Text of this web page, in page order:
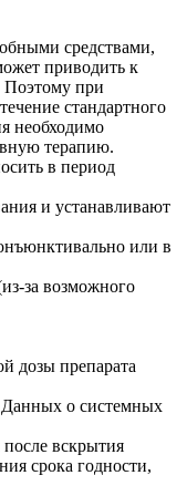
средствами,
приводить к
Поэтому при
стандартного
необходимо
терапию.
в период
и устанавливают
или в
за возможного
дозы препарата
Данных о системных
после вскрытия
срока годности,